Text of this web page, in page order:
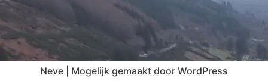
Neve | Mogelijk gemaakt door WordPress